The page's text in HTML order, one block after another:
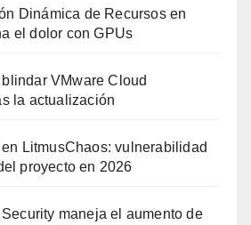
Dinámica de Recursos en
el dolor con GPUs
VMware Cloud
la actualización
LitmusChaos: vulnerabilidad
proyecto en 2026
maneja el aumento de